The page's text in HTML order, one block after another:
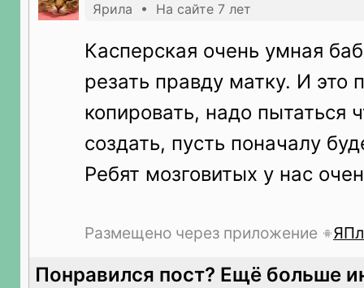
Ярила • На сайте 7 лет
Касперская очень умная
резать правду матку. И это
копировать, надо пытаться
создать, пусть поначалу
Ребят мозговитых у нас
Размещено через приложение
Понравился пост? Ещё больше